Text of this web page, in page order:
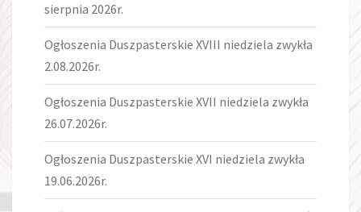
sierpnia 2026r.
Ogłoszenia Duszpasterskie XVIII niedziela zwykła
2.08.2026r.
Ogłoszenia Duszpasterskie XVII niedziela zwykła
26.07.2026r.
Ogłoszenia Duszpasterskie XVI niedziela zwykła
19.06.2026r.